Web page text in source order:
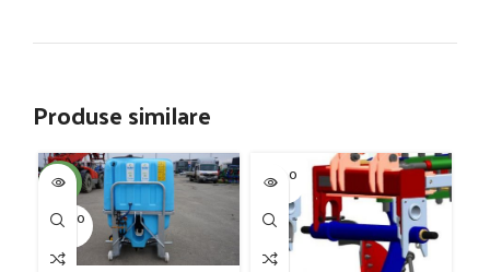
Produse similare
-4%
SOLD O
UT
SOLD O
UT